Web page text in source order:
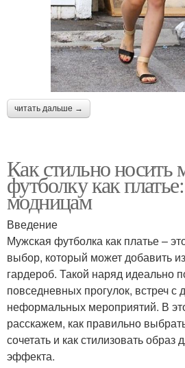
читать дальше →
Как стильно
футболку как
модницам
Введение
Мужская футболка как платье –
выбор, который может добавить
гардероб. Такой наряд идеально
повседневных прогулок, встреч с
неформальных мероприятий. В
расскажем, как правильно
сочетать и как стилизовать образ
эффекта.